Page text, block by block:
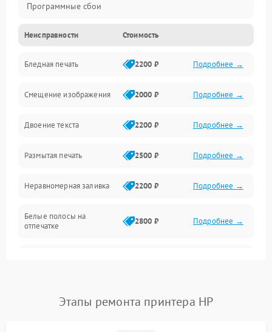
Программные сбои
Программные ошибки
Картриджи и расходники
Механика и узлы
Подключение и интерфейсы
Панель управления и индикация
Режим работы
Питание и запуск
Неисправности Стоимость
Бледная печать 2200 ₽ Подробнее →
Смещение изображения 2000 ₽ Подробнее →
Двоение текста 2200 ₽ Подробнее →
Размытая печать 2500 ₽ Подробнее →
Неравномерная заливка 2200 ₽ Подробнее →
Белые полосы на
отпечатке
2800 ₽ Подробнее →
Этапы ремонта принтера HP